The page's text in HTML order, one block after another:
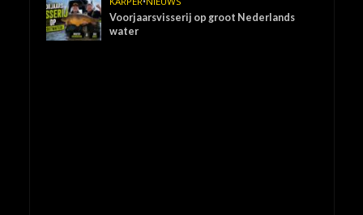
Voorjaarsvisserij op groot Nederlands
water